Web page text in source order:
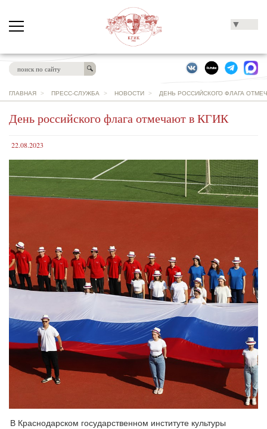
▼
ГЛАВНАЯ > ПРЕСС-СЛУЖБА > НОВОСТИ > ДЕНЬ РОССИЙСКОГО ФЛАГА
День российского флага отмечают в КГИК
22.08.2023
В Краснодарском государственном институте культуры